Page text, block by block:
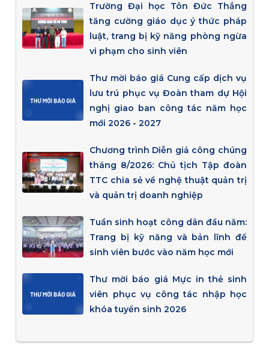
Trường Đại học Tôn Đức Thắng
tăng cường giáo dục ý thức pháp
luật, trang bị kỹ năng phòng ngừa
vi phạm cho sinh viên
Thư mời báo giá Cung cấp dịch vụ
lưu trú phục vụ Đoàn tham dự Hội
nghị giao ban công tác năm học
mới 2026 - 2027
Chương trình Diễn giả công chúng
tháng 8/2026: Chủ tịch Tập đoàn
TTC chia sẻ về nghệ thuật quản trị
và quản trị doanh nghiệp
Tuần sinh hoạt công dân đầu năm:
Trang bị kỹ năng và bản lĩnh để
sinh viên bước vào năm học mới
Thư mời báo giá Mực in thẻ sinh
viên phục vụ công tác nhập học
khóa tuyển sinh 2026